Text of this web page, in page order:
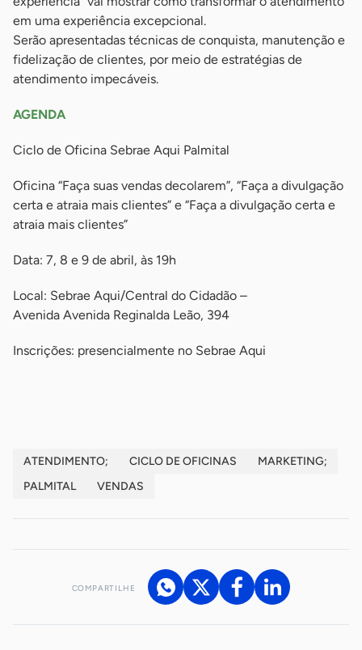
em uma experiência excepcional.
Serão apresentadas técnicas de conquista, manutenção e
fidelização de clientes, por meio de estratégias de
atendimento impecáveis.
AGENDA
Ciclo de Oficina Sebrae Aqui Palmital
Oficina “Faça suas vendas decolarem”, “Faça a divulgação
certa e atraia mais clientes” e “Faça a divulgação certa e
atraia mais clientes”
Data: 7, 8 e 9 de abril, às 19h
Local: Sebrae Aqui/Central do Cidadão –
Avenida Avenida Reginalda Leão, 394
Inscrições: presencialmente no Sebrae Aqui
ATENDIMENTO; CICLO DE OFICINAS
MARKETING;
PALMITAL
VENDAS
COMPARTILHE